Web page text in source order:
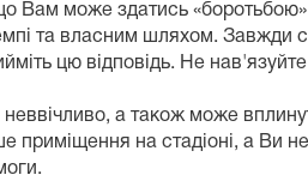
Вам може здатись «боротьбою»
та власним шляхом. Завжди
цю відповідь. Не
а також може
приміщення на стадіоні, а Ви